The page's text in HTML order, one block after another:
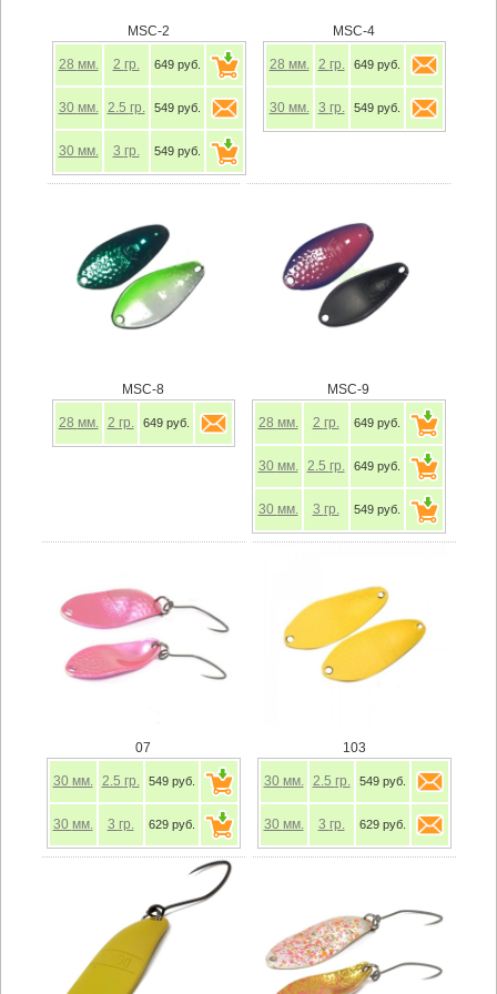
MSC-2
28 мм. 2 гр. 649 руб.
30 мм. 2.5 гр. 549 руб.
30 мм. 3 гр. 549 руб.
MSC-4
28 мм. 2 гр. 649 руб.
30 мм. 3 гр. 549 руб.
MSC-8
28 мм. 2 гр. 649 руб.
MSC-9
28 мм. 2 гр. 649 руб.
30 мм. 2.5 гр. 649 руб.
30 мм. 3 гр. 549 руб.
07
30 мм. 2.5 гр. 549 руб.
30 мм. 3 гр. 629 руб.
103
30 мм. 2.5 гр. 549 руб.
30 мм. 3 гр. 629 руб.